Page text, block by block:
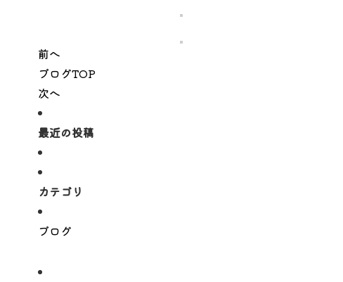
前へ
ブログTOP
次へ
最近の投稿
カテゴリ
ブログ